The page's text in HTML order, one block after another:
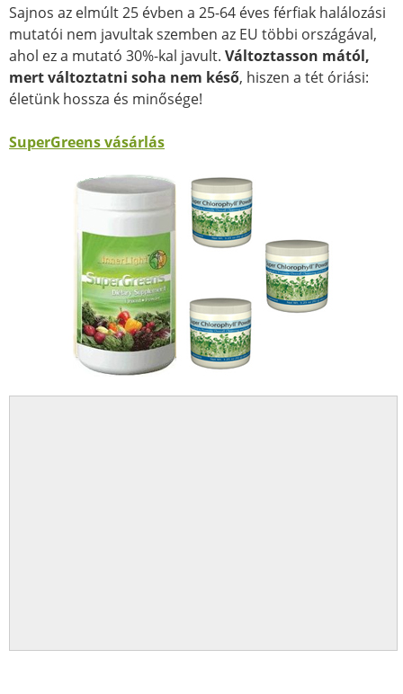
Sajnos az elmúlt 25 évben a 25-64 éves férfiak halálozási
mutatói nem javultak szemben az EU többi országával,
ahol ez a mutató 30%-kal javult. Változtasson mától,
mert változtatni soha nem késő, hiszen a tét óriási:
életünk hossza és minősége!
SuperGreens vásárlás